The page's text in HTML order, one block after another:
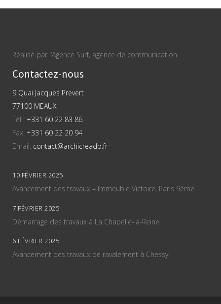
Réalisé par l’Agence Surf, agence de communication.
Contactez-nous
9 Quai Jacques Prevert
77100 MEAUX
Tél : +331 60 22 83 86
Fax: +331 60 22 20 94
Email: contact@archicreadp.fr
10 FÉVRIER 2025
Avancement des travaux – Immeuble Victoire, Paris 9ème
7 FÉVRIER 2025
Démarrage des travaux à La Chapelle-la-Reine !
6 FÉVRIER 2025
Avancement des travaux de ravalement à Chessy !